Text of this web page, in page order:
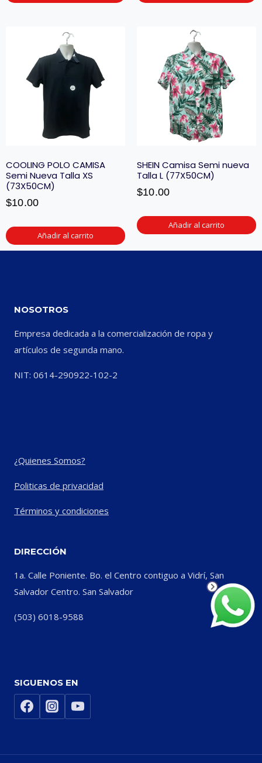
COOLING POLO CAMISA
Semi Nueva Talla XS
(73X50CM)
$10.00
Añadir al carrito
SHEIN Camisa Semi nueva
Talla L (77X50CM)
$10.00
Añadir al carrito
NOSOTROS
Empresa dedicada a la comercialización de ropa y
artículos de segunda mano.
NIT: 0614-290922-102-2
¿Quienes Somos?
Politicas de privacidad
Términos y condiciones
DIRECCIÓN
1a. Calle Poniente. Bo. el Centro contiguo a Vidrí, San
Salvador Centro. San Salvador
(503) 6018-9588
SIGUENOS EN